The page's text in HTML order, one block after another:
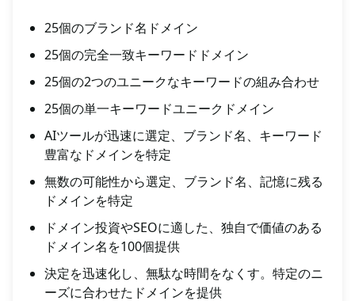
25個のブランド名ドメイン
25個の完全一致キーワードドメイン
25個の2つのユニークなキーワードの組み合わせ
25個の単一キーワードユニークドメイン
AIツールが迅速に選定、ブランド名、キーワード
豊富なドメインを特定
無数の可能性から選定、ブランド名、記憶に残る
ドメインを特定
ドメイン投資やSEOに適した、独自で価値のある
ドメイン名を100個提供
決定を迅速化し、無駄な時間をなくす。特定のニ
ーズに合わせたドメインを提供